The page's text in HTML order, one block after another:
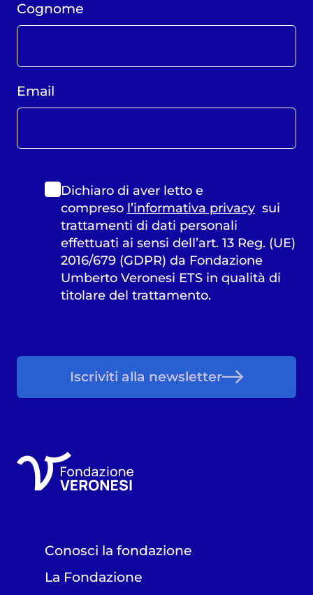
Cognome
Email
Dichiaro di aver letto e
compreso l’informativa privacysui
trattamenti di dati personali
effettuati ai sensi dell’art. 13 Reg. (UE)
2016/679 (GDPR) da Fondazione
Umberto Veronesi ETS in qualità di
titolare del trattamento.
Iscriviti alla newsletter
Conosci la fondazione
La Fondazione